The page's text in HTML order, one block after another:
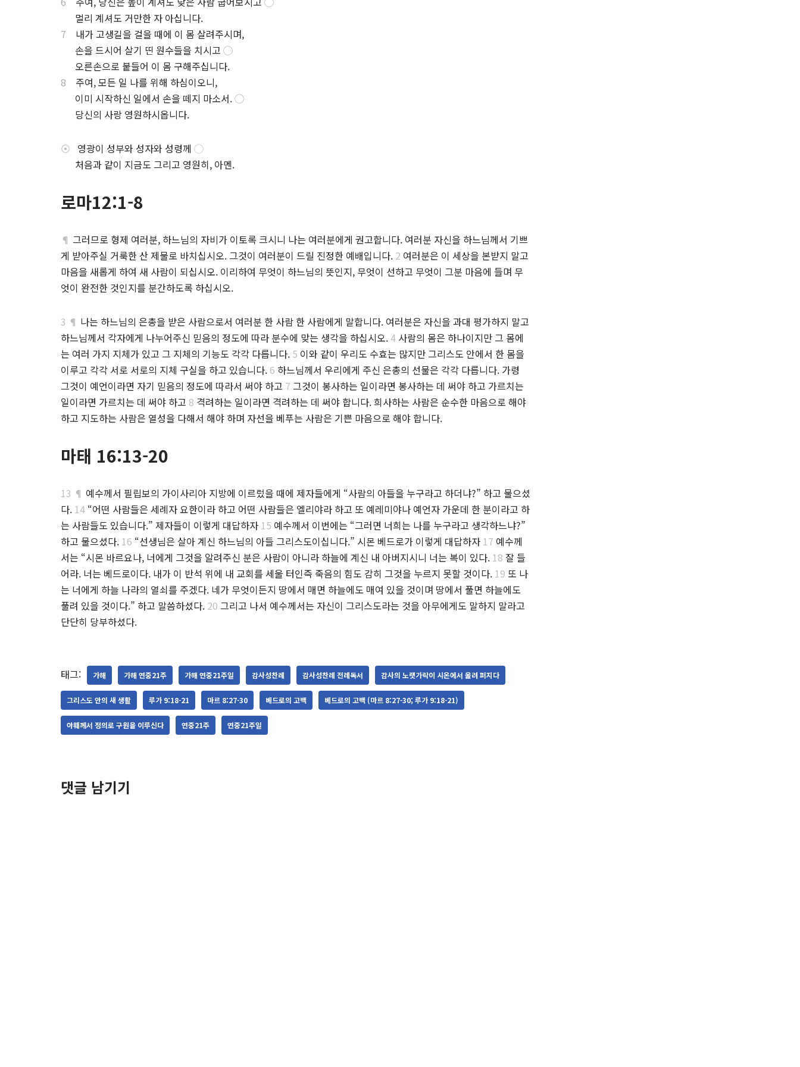
멀리 계셔도 거만한 자 아십니다.
7 내가 고생길을 걸을 때에 이 몸 살려주시며,
손을 드시어 살기 띤 원수들을 치시고 ◯
오른손으로 붙들어 이 몸 구해주십니다.
8 주여, 모든 일 나를 위해 하심이오니,
이미 시작하신 일에서 손을 떼지 마소서.◯
당신의 사랑 영원하시옵니다.
⦿ 영광이 성부와 성자와 성령께 ◯
처음과 같이 지금도 그리고 영원히, 아멘.
로마12:1-8
¶ 그러므로 형제 여러분, 하느님의 자비가 이토록 크시니 나는 여러분에게 권고합니다. 여러분 자신을 하느님께서 기쁘
게 받아주실 거룩한 산 제물로 바치십시오. 그것이 여러분이 드릴 진정한 예배입니다. 2 여러분은 이 세상을 본받지 말고
마음을 새롭게 하여 새 사람이 되십시오. 이리하여 무엇이 하느님의 뜻인지, 무엇이 선하고 무엇이 그분 마음에 들며 무
엇이 완전한 것인지를 분간하도록 하십시오.
3 ¶ 나는 하느님의 은총을 받은 사람으로서 여러분 한 사람 한 사람에게 말합니다. 여러분은 자신을 과대 평가하지 말고
하느님께서 각자에게 나누어주신 믿음의 정도에 따라 분수에 맞는 생각을 하십시오. 4 사람의 몸은 하나이지만 그 몸에
는 여러 가지 지체가 있고 그 지체의 기능도 각각 다릅니다. 5 이와 같이 우리도 수효는 많지만 그리스도 안에서 한 몸을
이루고 각각 서로 서로의 지체 구실을 하고 있습니다. 6 하느님께서 우리에게 주신 은총의 선물은 각각 다릅니다. 가령
그것이 예언이라면 자기 믿음의 정도에 따라서 써야 하고 7 그것이 봉사하는 일이라면 봉사하는 데 써야 하고 가르치는
일이라면 가르치는 데 써야 하고 8 격려하는 일이라면 격려하는 데 써야 합니다. 희사하는 사람은 순수한 마음으로 해야
하고 지도하는 사람은 열성을 다해서 해야 하며 자선을 베푸는 사람은 기쁜 마음으로 해야 합니다.
마태 16:13-20
13 ¶ 예수께서 필립보의 가이사리아 지방에 이르렀을 때에 제자들에게 “사람의 아들을 누구라고 하더냐?” 하고 물으셨
다. 14 “어떤 사람들은 세례자 요한이라 하고 어떤 사람들은 엘리야라 하고 또 예레미야나 예언자 가운데 한 분이라고 하
는 사람들도 있습니다.” 제자들이 이렇게 대답하자 15 예수께서 이번에는 “그러면 너희는 나를 누구라고 생각하느냐?”
하고 물으셨다. 16 “선생님은 살아 계신 하느님의 아들 그리스도이십니다.” 시몬 베드로가 이렇게 대답하자 17 예수께
서는 “시몬 바르요나, 너에게 그것을 알려주신 분은 사람이 아니라 하늘에 계신 내 아버지시니 너는 복이 있다. 18 잘 들
어라. 너는 베드로이다. 내가 이 반석 위에 내 교회를 세울 터인즉 죽음의 힘도 감히 그것을 누르지 못할 것이다. 19 또 나
는 너에게 하늘 나라의 열쇠를 주겠다. 네가 무엇이든지 땅에서 매면 하늘에도 매여 있을 것이며 땅에서 풀면 하늘에도
풀려 있을 것이다.” 하고 말씀하셨다. 20 그리고 나서 예수께서는 자신이 그리스도라는 것을 아무에게도 말하지 말라고
단단히 당부하셨다.
태그: 가해 가해 연중21주 가해 연중21주일 감사성찬례 감사성찬례 전례독서 감사의 노랫가락이 시온에서 울려 퍼지다
그리스도 안의 새 생활 루가 9:18-21 마르 8:27-30 베드로의 고백 베드로의 고백 (마르 8:27-30; 루가 9:18-21)
야훼께서 정의로 구원을 이루신다 연중21주 연중21주일
댓글 남기기